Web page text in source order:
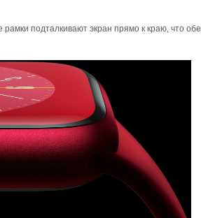
подталкивают экран прямо к краю, что